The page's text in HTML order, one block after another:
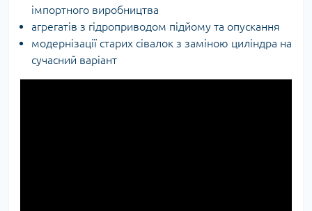
імпортного виробництва
агрегатів з гідроприводом підйому та опускання
модернізації старих сівалок з заміною циліндра на
сучасний варіант